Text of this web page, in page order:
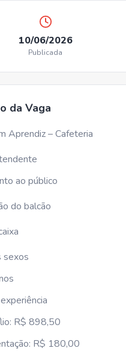
10/06/2026
Publicada
da Vaga
Aprendiz – Cafeteria
ao público
do balcão
sexos
R$ 898,50
R$ 180,00